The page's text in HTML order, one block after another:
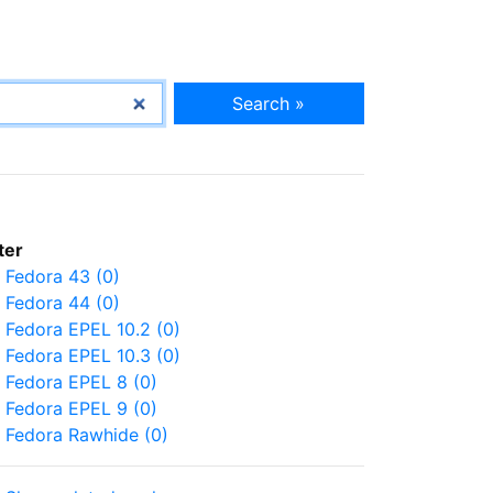
Search »
Fedora 43 (0)
Fedora 44 (0)
Fedora EPEL 10.2 (0)
Fedora EPEL 10.3 (0)
Fedora EPEL 8 (0)
Fedora EPEL 9 (0)
Fedora Rawhide (0)